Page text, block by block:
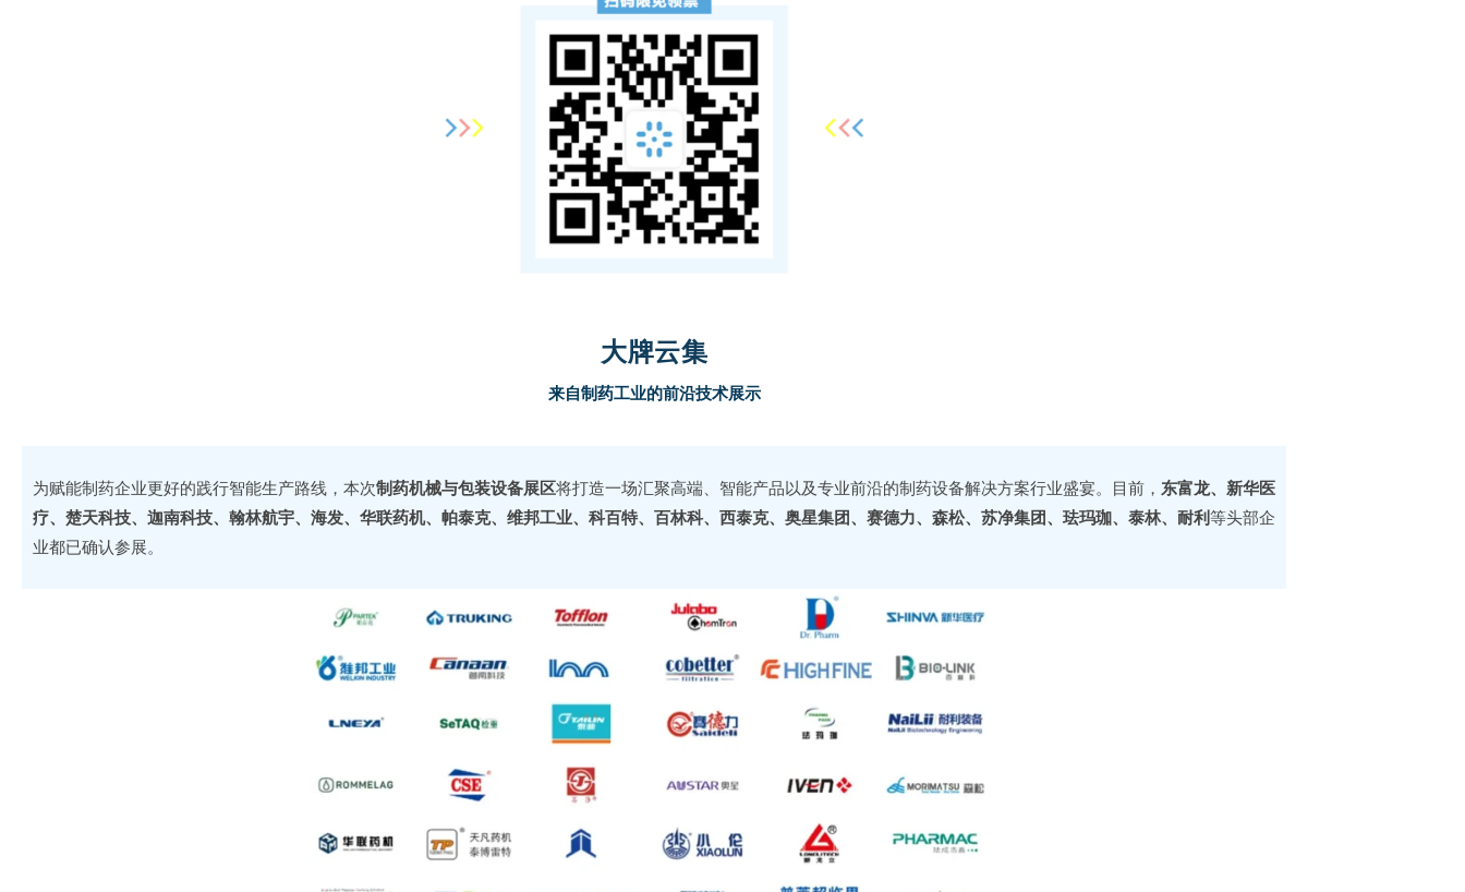
大牌云集
来自制药工业的前沿技术展示
为赋能制药企业更好的践行智能生产路线，本次制药机械与包装设备展区将打造一场汇聚高端、智能产品以及专业前沿的制药设备解决方案行业盛宴。目前， 东富龙、新华医
疗、楚天科技、迦南科技、翰林航宇、海发、华联药机、帕泰克、维邦工业、科百特、百林科、西泰克、奥星集团、赛德力、森松、苏净集团、珐玛珈、泰林、耐利等头部企
业都已确认参展。